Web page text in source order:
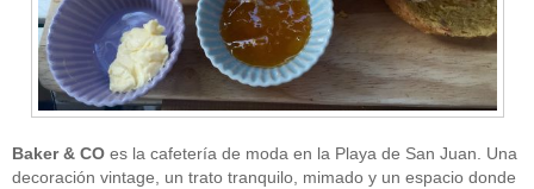
Baker & CO es la cafetería de moda en la Playa de San Juan. Una
decoración vintage, un trato tranquilo, mimado y un espacio donde